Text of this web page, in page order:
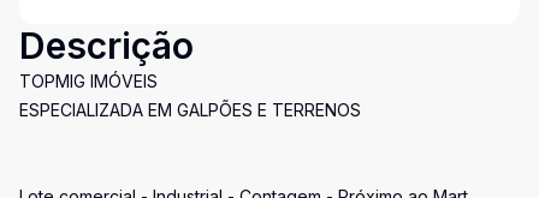
Descrição
TOPMIG IMÓVEIS
ESPECIALIZADA EM GALPÕES E TERRENOS